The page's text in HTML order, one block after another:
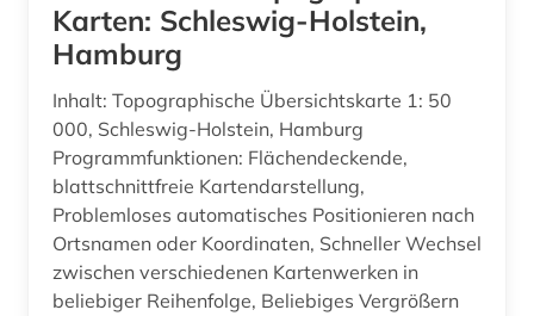
Karten: Schleswig-Holstein,
Hamburg
Inhalt: Topographische Übersichtskarte 1: 50
000, Schleswig-Holstein, Hamburg
Programmfunktionen: Flächendeckende,
blattschnittfreie Kartendarstellung,
Problemloses automatisches Positionieren nach
Ortsnamen oder Koordinaten, Schneller Wechsel
zwischen verschiedenen Kartenwerken in
beliebiger Reihenfolge, Beliebiges Vergrößern